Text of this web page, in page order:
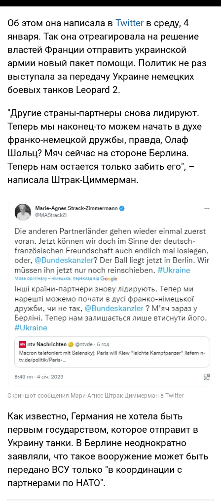
Об этом она написала в Twitterв среду, 4
января. Так она отреагировала на решение
властей Франции отправить украинской
армии новый пакет помощи. Политик не раз
выступала за передачу Украине немецких
боевых танков Leopard 2.
"Другие страны-партнеры снова лидируют.
Теперь мы наконец-то можем начать в духе
франко-немецкой дружбы, правда, Олаф
Шольц? Мяч сейчас на стороне Берлина.
Теперь нам остается только забить его", –
написала Штрак-Циммерман.
Как известно, Германия не хотела быть
первым государством, которое отправит в
Украину танки. В Берлине неоднократно
заявляли, что такое вооружение может быть
передано ВСУ только "в координации с
партнерами по НАТО".